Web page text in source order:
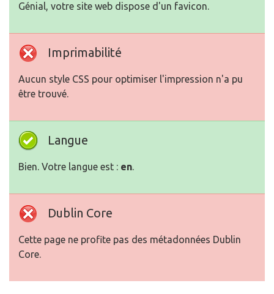
Génial, votre site web dispose d'un favicon.
Imprimabilité
Aucun style CSS pour optimiser l'impression n'a pu
être trouvé.
Langue
Bien. Votre langue est : en.
Dublin Core
Cette page ne profite pas des métadonnées Dublin
Core.